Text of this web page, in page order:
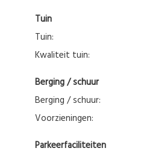
Tuin
Tuin:
Kwaliteit tuin:
Berging / schuur
Berging / schuur:
Voorzieningen:
Parkeerfaciliteiten